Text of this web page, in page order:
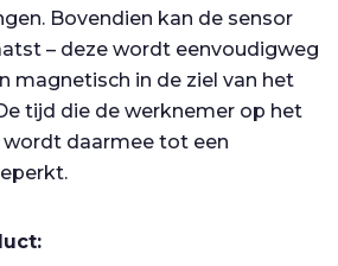
Bovendien kan de sensor
– deze wordt eenvoudigweg
magnetisch in de ziel van het
tijd die de werknemer op het
daarmee tot een